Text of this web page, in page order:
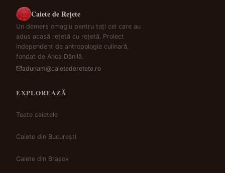
Caiete de Rețete
Un demers omagiu pentru toți cei care au
adus acasă rețetă cu rețetă. Proiect
independent de antropologie culinară,
fondat de Anca Dănilă.
adunam@caietederetete.ro
EXPLOREAZĂ
Toate caietele
Caiete din București
Caiete din Brașov